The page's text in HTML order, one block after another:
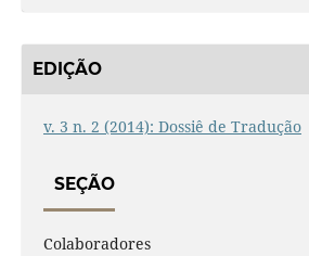
EDIÇÃO
v. 3 n. 2 (2014): Dossiê de Tradução
SEÇÃO
Colaboradores